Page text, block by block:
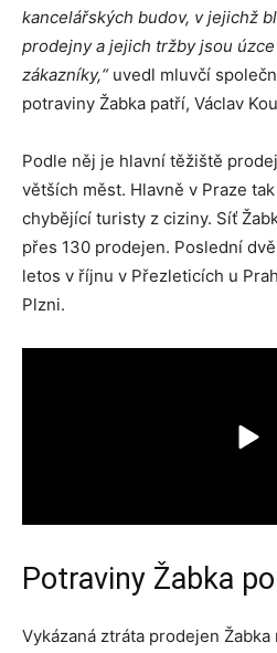
kancelářských budov, v jejichž
prodejny a jejich tržby jsou
zákazníky,“uvedl mluvčí
potraviny Žabka patří, Václav
Podle něj je hlavní těžiště
větších měst. Hlavně v Praze
chybějící turisty z ciziny. Síť
přes 130 prodejen. Poslední
letos v říjnu v Přezleticích u
Plzni.
Potraviny Žabka
Vykázaná ztráta prodejen